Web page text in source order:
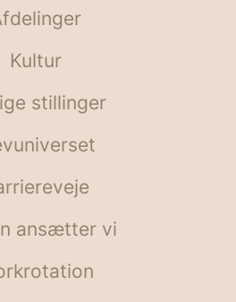
Kultur
stillinger
ansætter vi